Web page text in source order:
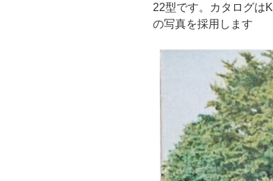
22型です。カタログは
の写真を採用します